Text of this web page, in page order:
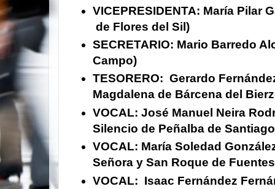
VICEPRESIDENTA: María Pilar
de Flores del Sil)
SECRETARIO: Mario Barredo
Campo)
TESORERO: Gerardo
Magdalena de Bárcena del
VOCAL: José Manuel Neira
Silencio de Peñalba de
VOCAL: María Soledad
Señora y San Roque de
VOCAL: Isaac Fernández